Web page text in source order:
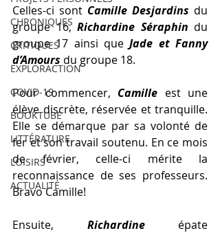
CHRONIQUES
CRITIQUES
EXPLORACTION
COVID-19
BOOKTUBE
LITTÉRATURE
LOISIRS
ACTUALITÉ
Celles-ci sont Camille Desjardins du
groupe 16, Richardine Séraphin du
groupe 17 ainsi que Jade et Fanny
d’Amours du groupe 18.
Pour commencer, Camille est une
élève discrète, réservée et tranquille.
Elle se démarque par sa volonté de
fer et son travail soutenu. En ce mois
de février, celle-ci mérite la
reconnaissance de ses professeurs.
Bravo Camille!
Ensuite, Richardine épate